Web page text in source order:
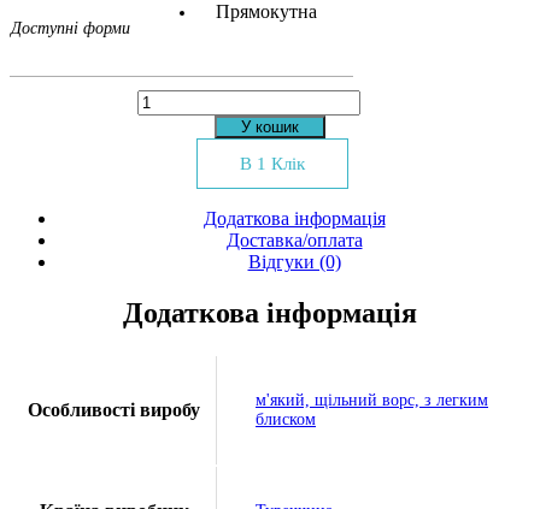
Доступні форми
Прямокутна
Килим
Deep
кількість
У кошик
В 1 Клік
Додаткова інформація
Доставка/оплата
Відгуки (0)
Додаткова інформація
Особливості виробу
м'який, щільний ворс, з легким
блиском